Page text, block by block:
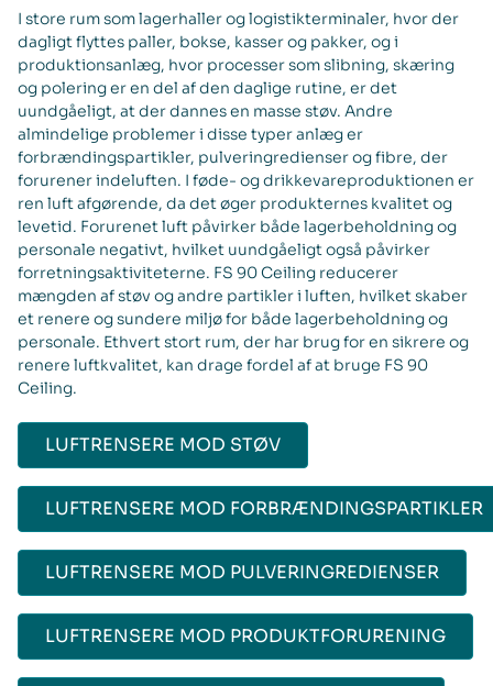
I store rum som lagerhaller og logistikterminaler, hvor der
dagligt flyttes paller, bokse, kasser og pakker, og i
produktionsanlæg, hvor processer som slibning, skæring
og polering er en del af den daglige rutine, er det
uundgåeligt, at der dannes en masse støv. Andre
almindelige problemer i disse typer anlæg er
forbrændingspartikler, pulveringredienser og fibre, der
forurener indeluften. I føde- og drikkevareproduktionen er
ren luft afgørende, da det øger produkternes kvalitet og
levetid. Forurenet luft påvirker både lagerbeholdning og
personale negativt, hvilket uundgåeligt også påvirker
forretningsaktiviteterne. FS 90 Ceiling reducerer
mængden af støv og andre partikler i luften, hvilket skaber
et renere og sundere miljø for både lagerbeholdning og
personale. Ethvert stort rum, der har brug for en sikrere og
renere luftkvalitet, kan drage fordel af at bruge FS 90
Ceiling.
LUFTRENSERE MOD STØV
LUFTRENSERE MOD FORBRÆNDINGSPARTIKLER
LUFTRENSERE MOD PULVERINGREDIENSER
LUFTRENSERE MOD PRODUKTFORURENING